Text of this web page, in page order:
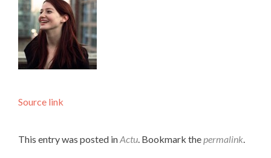
Source link
This entry was posted inActu. Bookmark thepermalink.